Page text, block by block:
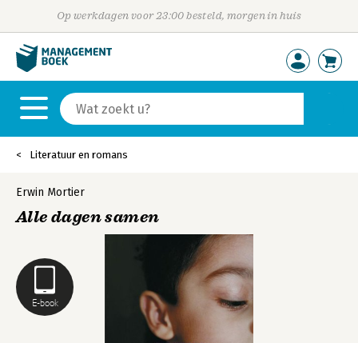
Op werkdagen voor 23:00 besteld, morgen in huis
Literatuur en romans
E-book
Erwin Mortier
Alle dagen samen